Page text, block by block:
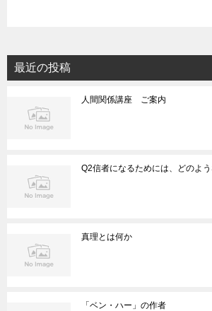
最近の投稿
人間関係講座 ご案内
Q2信者になるためには、どのよう
真理とは何か
「ベン・ハー」の作者